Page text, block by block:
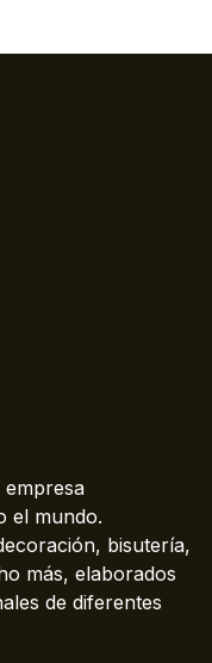
el mundo.
bisutería,
más, elaborados
de diferentes